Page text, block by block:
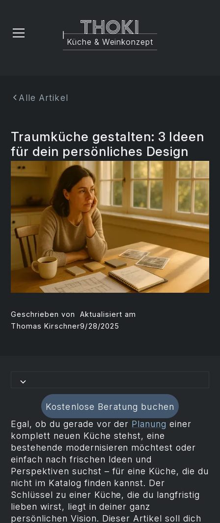
Thoki
Küche & Weinkonzept
Alle Artikel
Traumküche gestalten: 3 Ideen
für dein persönliches Design
Geschrieben von
Thomas Kirschner
Aktualisiert am
9/28/2025
Egal, ob du gerade vor der Planung einer
komplett neuen Küche stehst, eine
bestehende modernisieren möchtest oder
einfach nach frischen Ideen und
Perspektiven suchst – für eine Küche, die du
nicht im Katalog finden kannst. Der
Schlüssel zu einer Küche, die du langfristig
lieben wirst, liegt in deiner ganz
persönlichen Vision. Dieser Artikel soll dich
Kostenlose Beratung buchen